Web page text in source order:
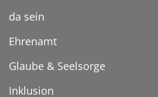
da sein
Ehrenamt
Glaube & Seelsorge
Inklusion